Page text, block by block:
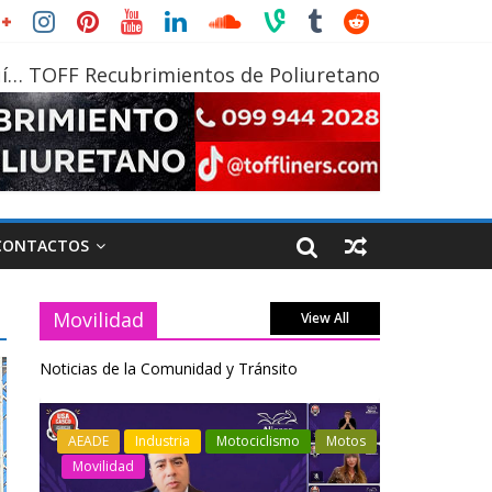
TOFF Recubrimientos de Poliuretano
Movilidad View All
Noticias de la Comunidad y Tránsito
Industria Movilidad
Transporte
Varios